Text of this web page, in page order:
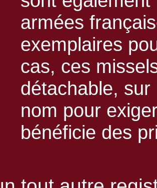
armées
exemplaires
cas, ces
détachable,
nom pour
bénéficie des